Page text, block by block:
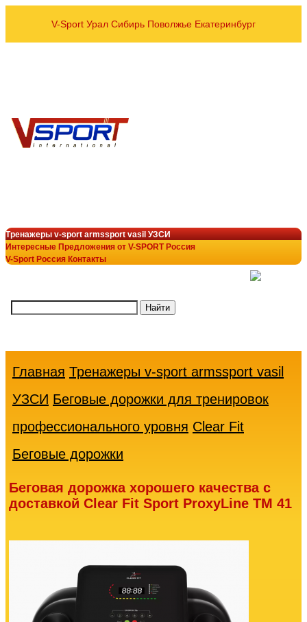
V-Sport Урал Сибирь Поволжье Екатеринбург
Тренажеры v-sport armssport vasil УЗСИ
Интересные Предложения от V-SPORT Россия
V-Sport Россия Контакты
Главная Тренажеры v-sport armssport vasil
УЗСИ Беговые дорожки для тренировок
профессионального уровня Clear Fit
Беговые дорожки
Беговая дорожка хорошего качества с
доставкой Clear Fit Sport ProxyLine TM 41